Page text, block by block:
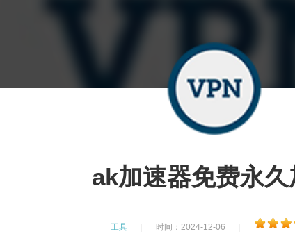
ak加速器免费永久
工具 时间：2024-12-06